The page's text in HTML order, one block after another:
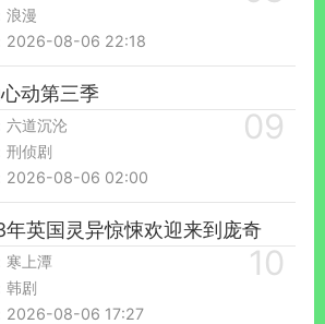
浪漫
2026-08-06 22:18
动第三季
六道沉沦
刑侦剧
2026-08-06 02:00
年英国灵异惊悚欢迎来到庞奇
寒上潭
韩剧
2026-08-06 17:27